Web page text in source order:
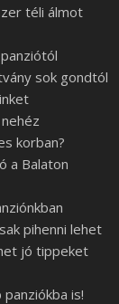
téli álmot
sok gondtól
korban?
a Balaton
pihenni lehet
jó tippeket
is!